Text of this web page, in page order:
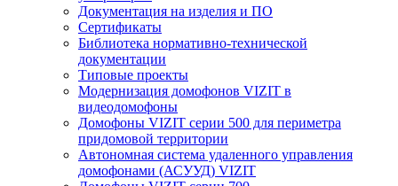
Документация на изделия и ПО
Сертификаты
Библиотека нормативно-технической
документации
Типовые проекты
Модернизация домофонов VIZIT в
видеодомофоны
Домофоны VIZIT серии 500 для периметра
придомовой территории
Автономная система удаленного управления
домофонами (АСУУД) VIZIT